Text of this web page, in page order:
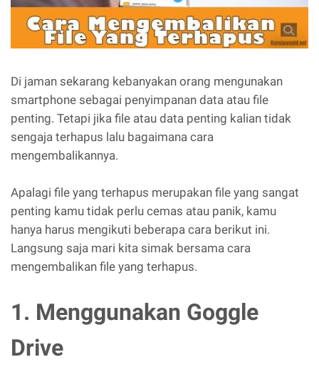
Di jaman sekarang kebanyakan orang mengunakan
smartphone sebagai penyimpanan data atau file
penting. Tetapi jika file atau data penting kalian tidak
sengaja terhapus lalu bagaimana cara
mengembalikannya.
Apalagi file yang terhapus merupakan file yang sangat
penting kamu tidak perlu cemas atau panik, kamu
hanya harus mengikuti beberapa cara berikut ini.
Langsung saja mari kita simak bersama cara
mengembalikan file yang terhapus.
1. Menggunakan Goggle
Drive